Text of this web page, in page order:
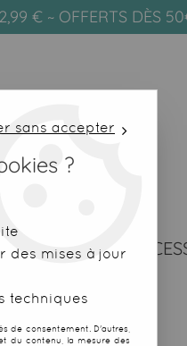
€ ~ OFFERTS DÈS
sans accepter
?
des mises à jour
techniques
de consentement. D'autres,
du contenu, la mesure des